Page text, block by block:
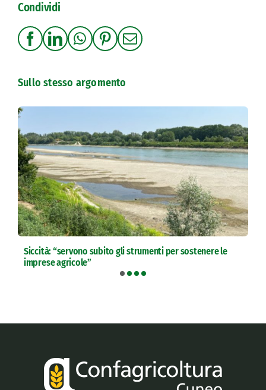
Condividi
Sullo stesso argomento
Siccità: “servono subito gli strumenti per sostenere le
imprese agricole”